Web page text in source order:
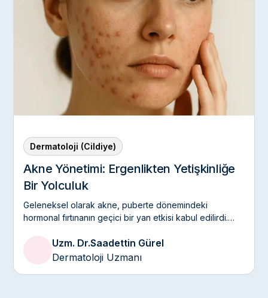
Dermatoloji (Cildiye)
Akne Yönetimi: Ergenlikten Yetişkinliğe
Bir Yolculuk
Geleneksel olarak akne, puberte dönemindeki
hormonal fırtınanın geçici bir yan etkisi kabul edilirdi.
bireylerde "Yetişkin Aknesi" (Adult Acne) vakalarının
dramatik şekilde arttığını kanıtlıyor.
Uzm. Dr.Saadettin Gürel
Dermatoloji Uzmanı